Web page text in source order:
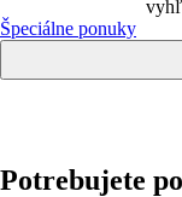
Špeciálne ponuky
Potrebujete